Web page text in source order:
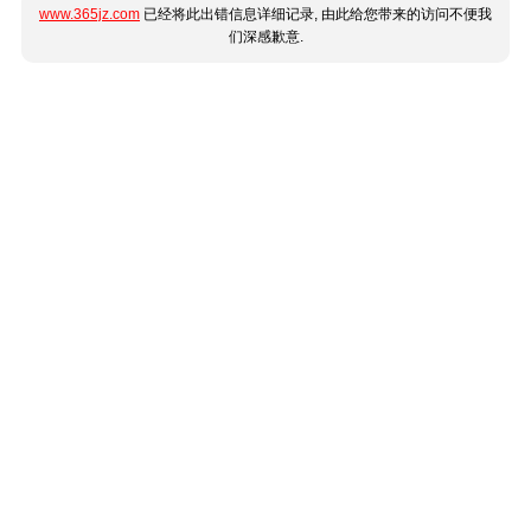
www.365jz.com 已经将此出错信息详细记录, 由此给您带来的访问不便我
们深感歉意.